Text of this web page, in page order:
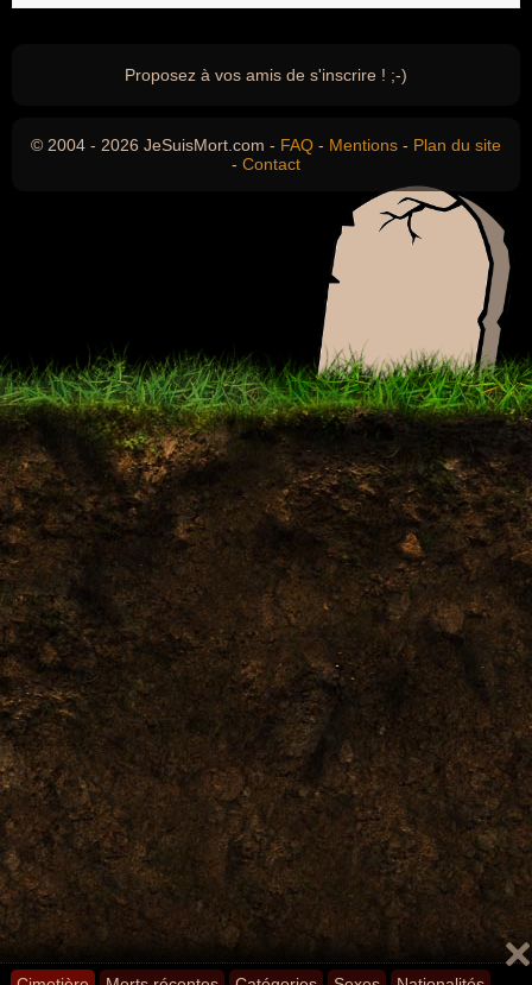
Proposez à vos amis de s'inscrire ! ;-)
© 2004 - 2026 JeSuisMort.com - FAQ - Mentions - Plan du site
- Contact